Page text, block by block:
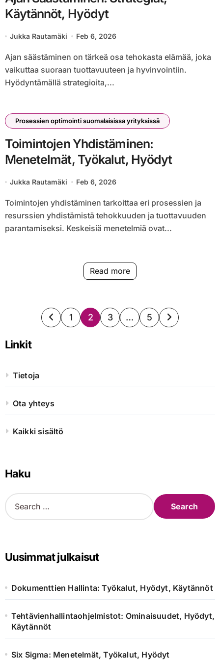
Käytännöt, Hyödyt
Jukka Rautamäki Feb 6, 2026
Ajan säästäminen on tärkeä osa tehokasta elämää, joka
vaikuttaa suoraan tuottavuuteen ja hyvinvointiin.
Hyödyntämällä strategioita,...
Prosessien optimointi suomalaisissa yrityksissä
Toimintojen Yhdistäminen:
Menetelmät, Työkalut, Hyödyt
Jukka Rautamäki Feb 6, 2026
Toimintojen yhdistäminen tarkoittaa eri prosessien ja
resurssien yhdistämistä tehokkuuden ja tuottavuuden
parantamiseksi. Keskeisiä menetelmiä ovat...
Read more
Posts
1 2 3 … 5
Linkit
Tietoja
Ota yhteys
Kaikki sisältö
Haku
S
e
h
f
r
Uusimmat julkaisut
Dokumenttien Hallinta: Työkalut, Hyödyt, Käytännöt
Tehtävienhallintaohjelmistot: Ominaisuudet, Hyödyt,
Käytännöt
Six Sigma: Menetelmät, Työkalut, Hyödyt